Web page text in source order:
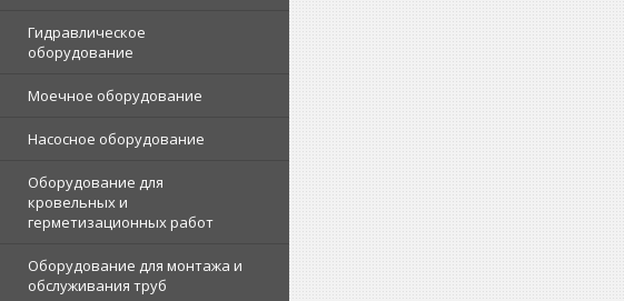
Гидравлическое
оборудование
Моечное оборудование
Насосное оборудование
Оборудование для
кровельных и
герметизационных работ
Оборудование для монтажа и
обслуживания труб